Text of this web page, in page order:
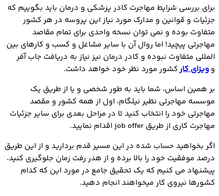
برای بررسی شرایط مهاجرت کادر پزشکی و درمان باید بگوییم که
جزئیات و قوانین و مدارک مورد نیاز این پروسه در هر کشور
متفاوت بوده و نمی توان نسخه واحدی برای تمام مقاصد
مهاجرتی پیچید! اما روال آن با سایر مشاغل و کسب و کارهای بین
المللی متفاوت نبوده و کادر درمان نیز نیاز به دریافت جاب آفر
و ویزای کارکشور مورد نظر خود خواهد داشت.
بر همین اساس، شما باید به طور شخصی و یا از طریق یک
موسسه مهاجرتی نظیر نیلگام، اول از همه کشور و مقصد
مهاجرتی خود را انتخاب کنید تا در مراحل بعدی برای سایر جزئیات
مهاجرت کاری از طریق job offer اقدام نمایید.
اگر بخواهید حساب شده در این مسیر قدم بردارید و از این طریق
درصد موفقیت خود را بالا برده و از هدر رفت زمان جلوگیری کنید،
پیشنهاد می کنیم که یک تحقیق جامع در مورد این که کدام
کشورها نیروی کار میخواهند انجام دهید.